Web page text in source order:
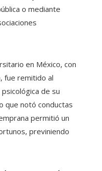
o mediante
en México, con
fue remitido al
de su
que notó conductas
permitió un
previniendo